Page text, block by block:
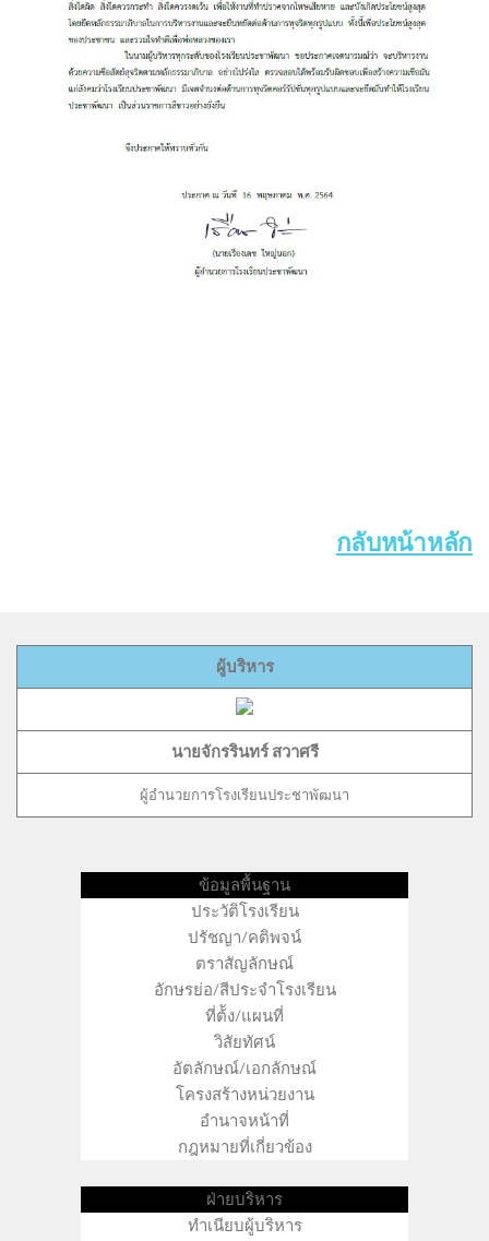
กลับหน้าหลัก
ผู้บริหาร
นายจักรรินทร์ สวาศรี
ผู้อำนวยการโรงเรียนประชาพัฒนา
ข้อมูลพื้นฐาน
ประวัติโรงเรียน
ปรัชญา/คติพจน์
ตราสัญลักษณ์
อักษรย่อ/สีประจำโรงเรียน
ที่ต้ัง/แผนที่
วิสัยทัศน์
อัตลักษณ์/เอกลักษณ์
โครงสร้างหน่วยงาน
อำนาจหน้าที่
กฎหมายที่เกี่ยวข้อง
ฝ่ายบริหาร
ทำเนียบผู้บริหาร